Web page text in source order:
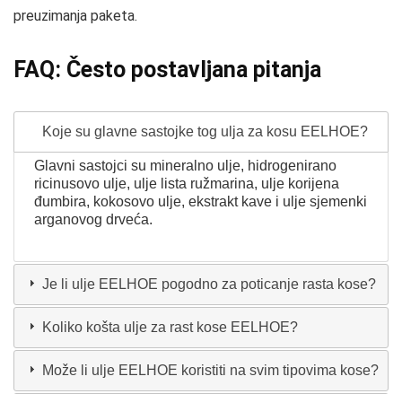
preuzimanja paketa.
FAQ: Često postavljana pitanja
Koje su glavne sastojke tog ulja za kosu EELHOE?
Glavni sastojci su mineralno ulje, hidrogenirano
ricinusovo ulje, ulje lista ružmarina, ulje korijena
đumbira, kokosovo ulje, ekstrakt kave i ulje sjemenki
arganovog drveća.
Je li ulje EELHOE pogodno za poticanje rasta kose?
Koliko košta ulje za rast kose EELHOE?
Može li ulje EELHOE koristiti na svim tipovima kose?